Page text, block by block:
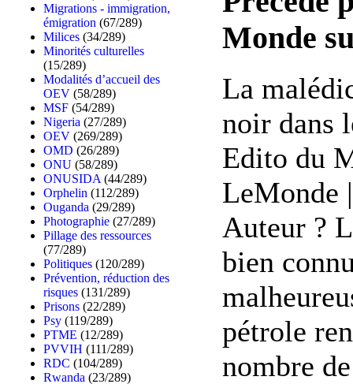
Migrations - immigration,
émigration (67/289)
Milices (34/289)
Minorités culturelles
(15/289)
Modalités d’accueil des
OEV (58/289)
MSF (54/289)
Nigeria (27/289)
OEV (269/289)
OMD (26/289)
ONU (58/289)
ONUSIDA (44/289)
Orphelin (112/289)
Ouganda (29/289)
Photographie (27/289)
Pillage des ressources
(77/289)
Politiques (120/289)
Prévention, réduction des
risques (131/289)
Prisons (22/289)
Psy (119/289)
PTME (12/289)
PVVIH (111/289)
RDC (104/289)
Rwanda (23/289)
Monde
La
noir dans
Edito du
LeMonde
Auteur ?
bien
pétrole
nombre